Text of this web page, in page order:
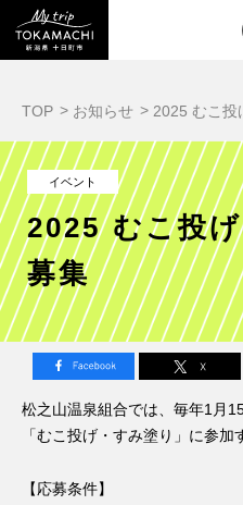
TOP お知らせ 2025 むこ投
イベント
2025 むこ投
募集
松之山温泉組合では、毎年1月
「むこ投げ・すみ塗り」に参加
【応募条件】